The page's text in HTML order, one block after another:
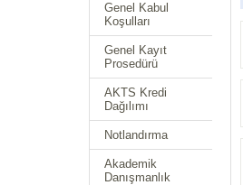
Genel Kabul
Koşulları
Genel Kayıt
Prosedürü
AKTS Kredi
Dağılımı
Notlandırma
Akademik
Danışmanlık